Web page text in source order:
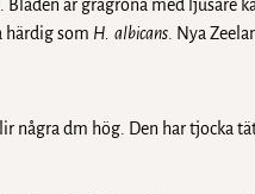
är grågröna med ljusare
härdig som H. albicans. Nya
några dm hög. Den har tjocka